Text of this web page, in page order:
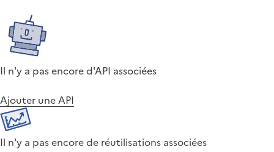
Il n'y a pas encore d'API associées
Ajouter une API
Il n'y a pas encore de réutilisations associées